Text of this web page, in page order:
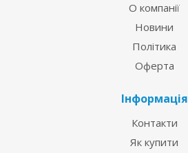
О компанії
Новини
Політика
Оферта
Інформація
Контакти
Як купити